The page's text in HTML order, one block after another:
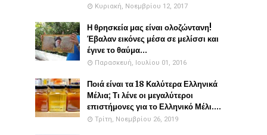
Κυριακή, Νοεμβρίου 12, 2017
Η θρησκεία μας είναι ολοζώντανη!
Έβαλαν εικόνες μέσα σε μελίσσι και
έγινε το θαύμα...
Παρασκευή, Ιουλίου 01, 2016
Ποιά είναι τα 18 Καλύτερα Ελληνικά
Μέλια; Τι λένε οι μεγαλύτεροι
επιστήμονες για το Ελληνικό Μέλι....
Τρίτη, Νοεμβρίου 26, 2019